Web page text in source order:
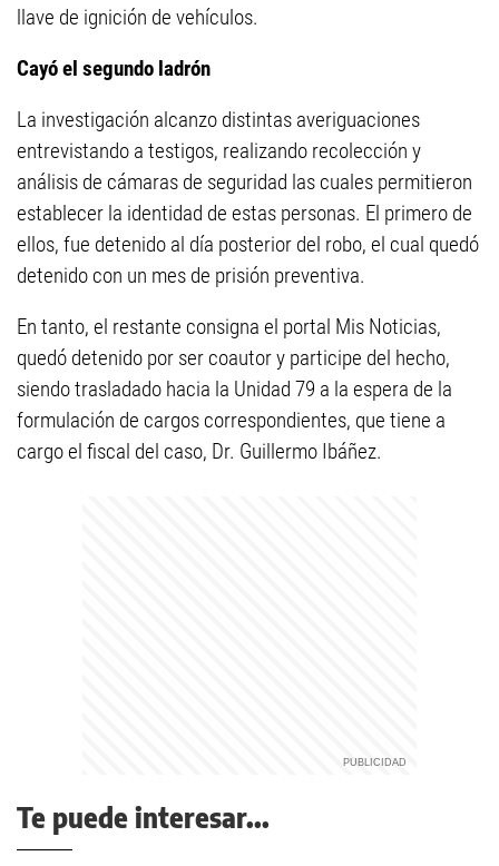
llave de ignición de vehículos.
Cayó el segundo ladrón
La investigación alcanzo distintas averiguaciones
entrevistando a testigos, realizando recolección y
análisis de cámaras de seguridad las cuales permitieron
establecer la identidad de estas personas. El primero de
ellos, fue detenido al día posterior del robo, el cual quedó
detenido con un mes de prisión preventiva.
En tanto, el restante consigna el portal Mis Noticias,
quedó detenido por ser coautor y participe del hecho,
siendo trasladado hacia la Unidad 79 a la espera de la
formulación de cargos correspondientes, que tiene a
cargo el fiscal del caso, Dr. Guillermo Ibáñez.
Te puede interesar...